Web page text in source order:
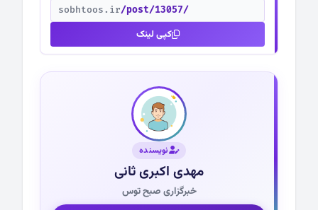
sobhtoos.ir/post/13057/
کپی لینک
نویسنده
مهدی اکبری ثانی
خبرگزاری صبح توس